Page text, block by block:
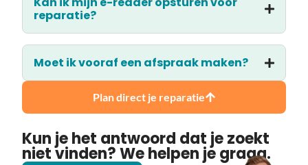
reparatie?
Moet ik vooraf een afspraak maken?
Plan direct je reparatie
Kun je het antwoord dat je zoekt
niet vinden? We helpen je graag.